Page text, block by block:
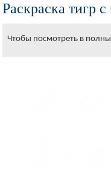
Раскраска тигр
Чтобы посмотреть в